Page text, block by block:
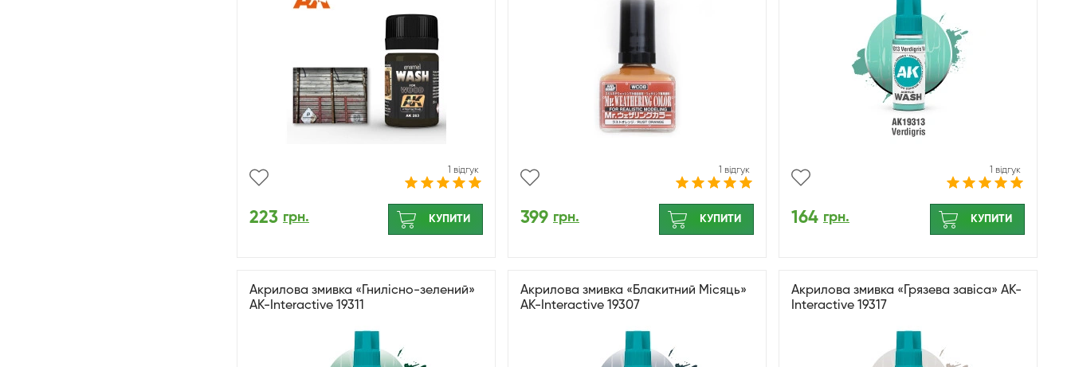
1 відгук
223 грн. КУПИТИ
1 відгук
399 грн. КУПИТИ
1 відгук
164 грн. КУПИТИ
Акрилова змивка «Гнилісно-зелений»
AK-Interactive 19311
Акрилова змивка «Блакитний Місяць»
AK-Interactive 19307
Акрилова змивка «Грязева завіса» AK-
Interactive 19317